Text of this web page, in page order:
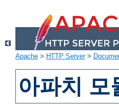
Apache > HTTP Server>
아파치